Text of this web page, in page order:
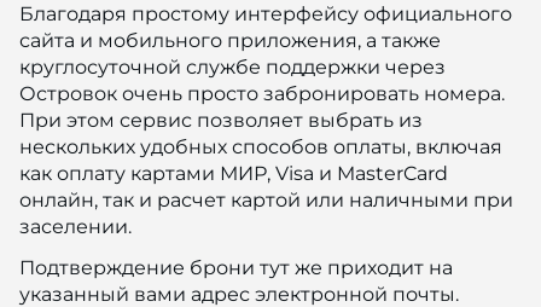
Благодаря простому интерфейсу официального
сайта и мобильного приложения, а также
круглосуточной службе поддержки через
Островок очень просто забронировать номера.
При этом сервис позволяет выбрать из
нескольких удобных способов оплаты, включая
как оплату картами МИР, Visa и MasterCard
онлайн, так и расчет картой или наличными при
заселении.
Подтверждение брони тут же приходит на
указанный вами адрес электронной почты.